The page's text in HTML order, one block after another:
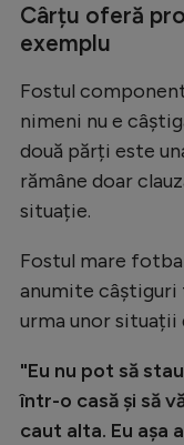
Cârțu oferă
exemplu
Fostul
nimeni nu e
două părți este
rămâne doar
situație.
Fostul mare
anumite câștiguri
urma unor situații
"Eu nu pot să
într-o casă și să
caut alta. Eu așa